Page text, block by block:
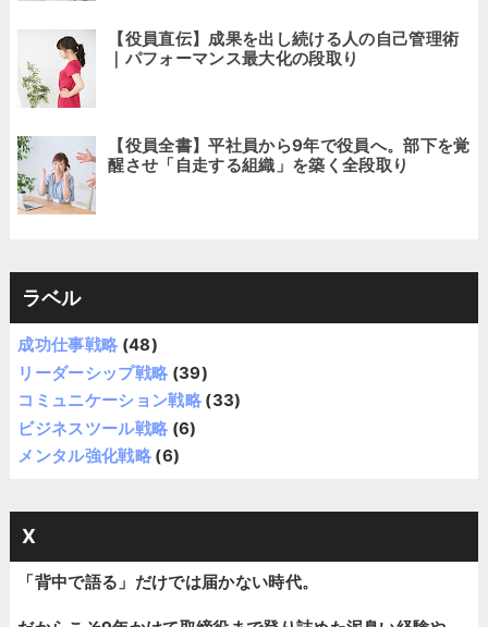
【役員直伝】成果を出し続ける人の自己管理術
｜パフォーマンス最大化の段取り
【役員全書】平社員から9年で役員へ。部下を覚
醒させ「自走する組織」を築く全段取り
ラベル
成功仕事戦略 (48)
リーダーシップ戦略 (39)
コミュニケーション戦略 (33)
ビジネスツール戦略 (6)
メンタル強化戦略 (6)
X
「背中で語る」だけでは届かない時代。